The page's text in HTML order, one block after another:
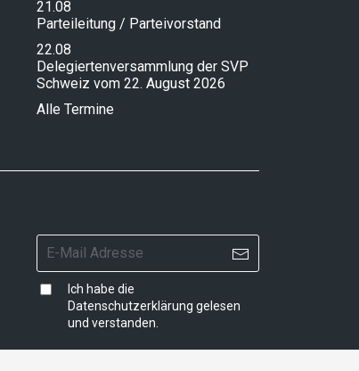
21.08
Parteileitung / Parteivorstand
22.08
Delegiertenversammlung der SVP
Schweiz vom 22. August 2026
Alle Termine
Ich habe die
Datenschutzerklärung gelesen
und verstanden.